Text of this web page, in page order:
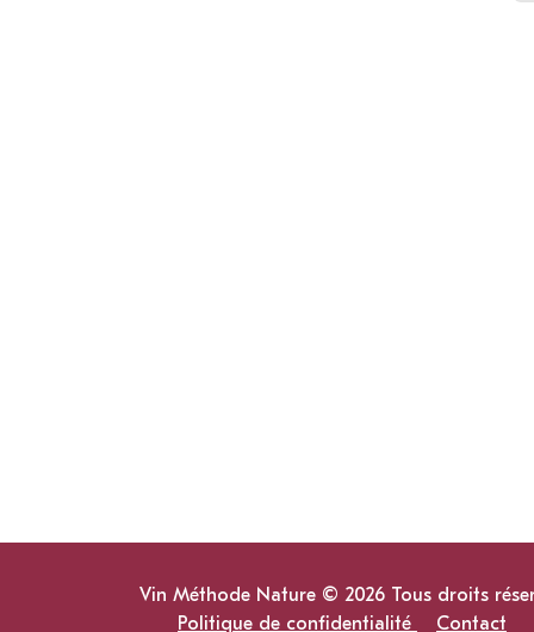
Vin Méthode Nature © 2026 Tous droits
Politique de confidentialité
Contact